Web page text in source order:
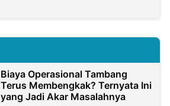
Biaya Operasional Tambang
Terus Membengkak? Ternyata Ini
yang Jadi Akar Masalahnya